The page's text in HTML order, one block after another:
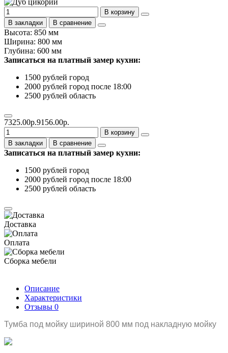
В корзину
В закладки
В сравнение
Высота: 850 мм
Ширина: 800 мм
Глубина: 600 мм
Записаться на платный замер кухни:
1500 рублей город
2000 рублей город после 18:00
2500 рублей область
7325.00р.9156.00р.
В корзину
В закладки
В сравнение
Записаться на платный замер кухни:
1500 рублей город
2000 рублей город после 18:00
2500 рублей область
Доставка
Оплата
Сборка мебели
Описание
Характеристики
Отзывы 0
Тумба под мойку шириной 800 мм под накладную мойку